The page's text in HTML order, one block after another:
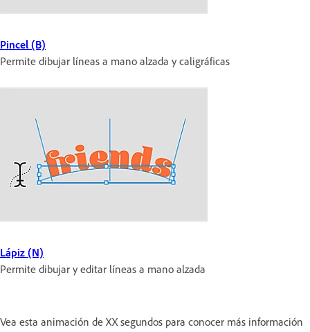
Pincel (B)
Permite dibujar líneas a mano alzada y caligráficas
Lápiz (N)
Permite dibujar y editar líneas a mano alzada
Vea esta animación de XX segundos para conocer más información